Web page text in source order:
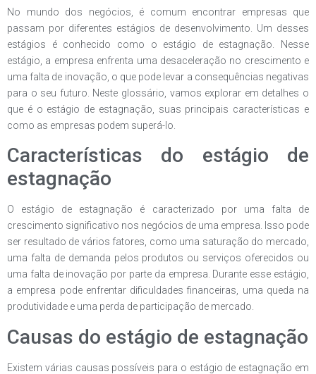
No mundo dos negócios, é comum encontrar empresas que
passam por diferentes estágios de desenvolvimento. Um desses
estágios é conhecido como o estágio de estagnação. Nesse
estágio, a empresa enfrenta uma desaceleração no crescimento e
uma falta de inovação, o que pode levar a consequências negativas
para o seu futuro. Neste glossário, vamos explorar em detalhes o
que é o estágio de estagnação, suas principais características e
como as empresas podem superá-lo.
Características do estágio de
estagnação
O estágio de estagnação é caracterizado por uma falta de
crescimento significativo nos negócios de uma empresa. Isso pode
ser resultado de vários fatores, como uma saturação do mercado,
uma falta de demanda pelos produtos ou serviços oferecidos ou
uma falta de inovação por parte da empresa. Durante esse estágio,
a empresa pode enfrentar dificuldades financeiras, uma queda na
produtividade e uma perda de participação de mercado.
Causas do estágio de estagnação
Existem várias causas possíveis para o estágio de estagnação em